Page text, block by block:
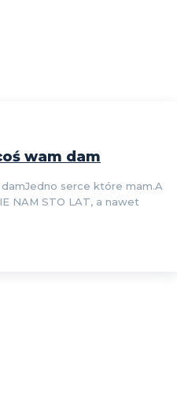
wam dam
damJedno serce które mam.A
NAM STO LAT, a nawet